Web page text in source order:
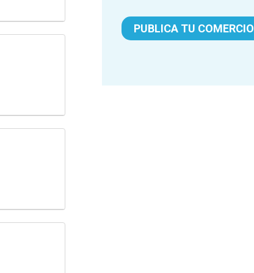
PUBLICA TU COMERCIO